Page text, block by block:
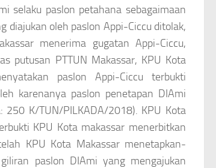
selaku paslon petahana sebagaimaan
diajukan oleh paslon Appi-Ciccu ditolak,
menerima gugatan Appi-Ciccu,
putusan PTTUN Makassar, KPU Kota
paslon Appi-Ciccu terbukti
karenanya paslon penetapan DIAmi
250 K/TUN/PILKADA/2018). KPU Kota
KPU Kota makassar menerbitkan
KPU Kota Makassar menetapkan-
paslon DIAmi yang mengajukan